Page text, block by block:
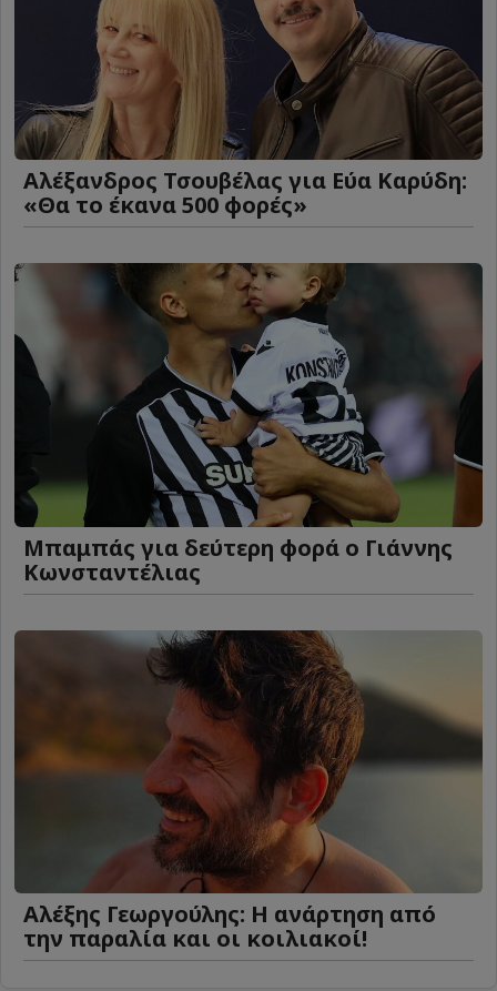
Αλέξανδρος Τσουβέλας για Εύα Καρύδη:
«Θα το έκανα 500 φορές»
Μπαμπάς για δεύτερη φορά ο Γιάννης
Κωνσταντέλιας
Αλέξης Γεωργούλης: Η ανάρτηση από
την παραλία και οι κοιλιακοί!